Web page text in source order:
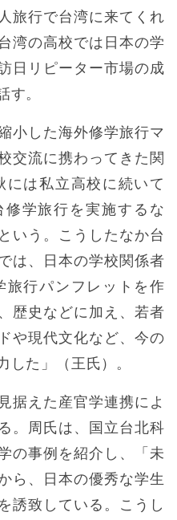
旅行で台湾に来てくれ
湾の高校では日本の学
日リピーター市場の成
す。
小した海外修学旅行マ
交流に携わってきた関
は私立高校に続いて
学旅行を実施するな
いう。こうしたなか台
は、日本の学校関係者
旅行パンフレットを作
歴史などに加え、若者
や現代文化など、今の
した」（王氏）。
据えた産官学連携によ
。周氏は、国立台北科
の事例を紹介し、「未
ら、日本の優秀な学生
誘致している。こうし